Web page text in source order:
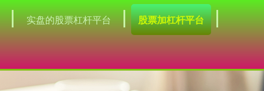
实盘的股票杠杆平台 股票加杠杆平台